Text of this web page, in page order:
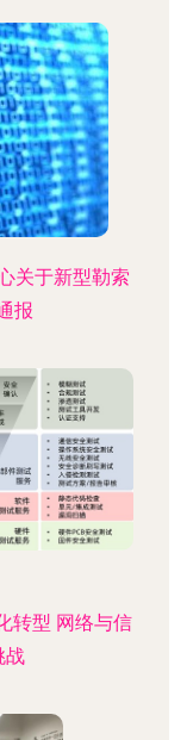
关于新型勒索
报
转型 网络与信
战